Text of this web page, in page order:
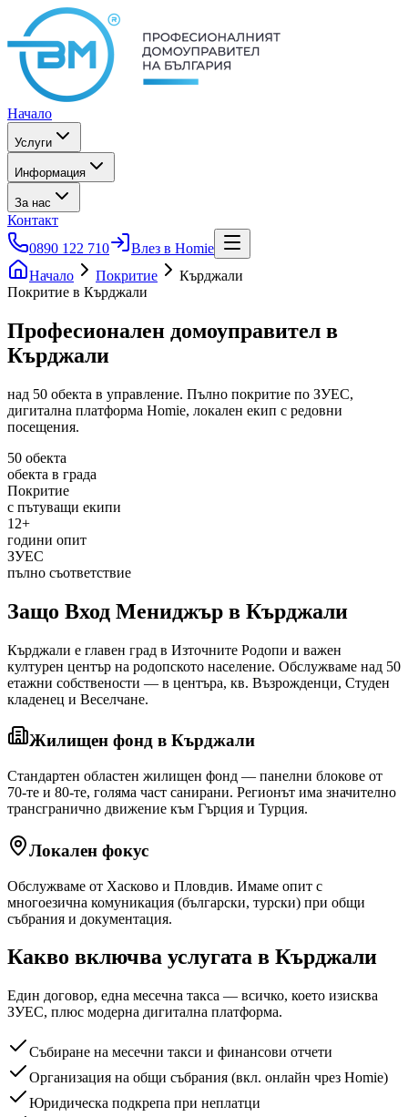
Начало
Услуги
Информация
За нас
Контакт
0890 122 710
Влез в Homie
Начало
Покритие
Кърджали
Покритие в Кърджали
Професионален домоуправител в
Кърджали
над 50 обекта в управление. Пълно покритие по ЗУЕС,
дигитална платформа Homie, локален екип с редовни
посещения.
50 обекта
обекта в града
Покритие
с пътуващи екипи
12+
години опит
ЗУЕС
пълно съответствие
Защо Вход Мениджър в Кърджали
Кърджали е главен град в Източните Родопи и важен
културен център на родопското население. Обслужваме над 50
етажни собствености — в центъра, кв. Възрожденци, Студен
кладенец и Веселчане.
Жилищен фонд в Кърджали
Стандартен областен жилищен фонд — панелни блокове от
70-те и 80-те, голяма част санирани. Регионът има значително
трансгранично движение към Гърция и Турция.
Локален фокус
Обслужваме от Хасково и Пловдив. Имаме опит с
многоезична комуникация (български, турски) при общи
събрания и документация.
Какво включва услугата в Кърджали
Един договор, една месечна такса — всичко, което изисква
ЗУЕС, плюс модерна дигитална платформа.
Събиране на месечни такси и финансови отчети
Организация на общи събрания (вкл. онлайн чрез Homie)
Юридическа подкрепа при неплатци